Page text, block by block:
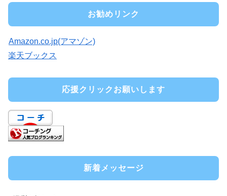
お勧めリンク
Amazon.co.jp(アマゾン)
楽天ブックス
応援クリックお願いします
新着メッセージ